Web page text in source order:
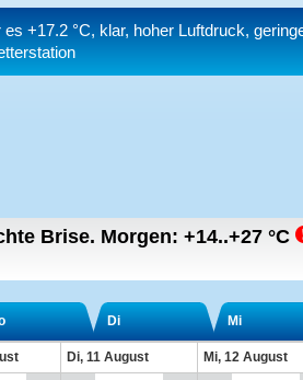
es +17.2 °C, klar, hoher Luftdruck,
Brise. Morgen: +14..+27 °C
Di Mi
Di, 11 August Mi, 12 August